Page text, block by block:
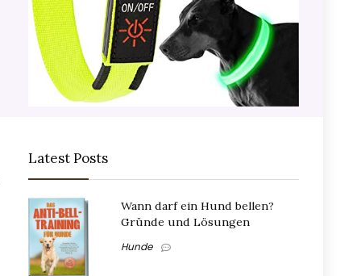
Latest Posts
Wann darf ein Hund bellen?
Gründe und Lösungen
Hunde